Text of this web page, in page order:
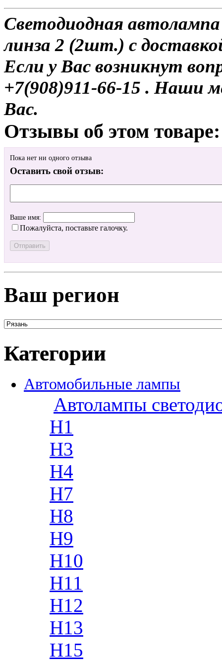
Светодиодная
линза 2 (2шт.) с
Если у Вас возникнут
+7(908)911-66-15 . Наши
Вас.
Отзывы об этом товаре:
Пока нет ни одного отзыва
Оставить свой отзыв:
Ваше имя:
Пожалуйста, поставьте галочку.
Ваш регион
Категории
Автомобильные лампы
Автолампы
H1
H3
H4
H7
H8
H9
H10
H11
H12
H13
H15